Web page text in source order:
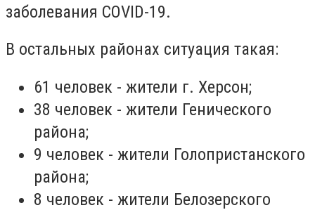
заболевания COVID-19.
В остальных районах ситуация такая:
61 человек - жители г. Херсон;
38 человек - жители Генического
района;
9 человек - жители Голопристанского
района;
8 человек - жители Белозерского